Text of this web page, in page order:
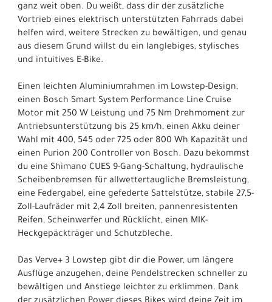
ganz weit oben. Du weißt, dass dir der zusätzliche
Vortrieb eines elektrisch unterstützten Fahrrads dabei
helfen wird, weitere Strecken zu bewältigen, und genau
aus diesem Grund willst du ein langlebiges, stylisches
und intuitives E-Bike.
Einen leichten Aluminiumrahmen im Lowstep-Design,
einen Bosch Smart System Performance Line Cruise
Motor mit 250 W Leistung und 75 Nm Drehmoment zur
Antriebsunterstützung bis 25 km/h, einen Akku deiner
Wahl mit 400, 545 oder 725 oder 800 Wh Kapazität und
einen Purion 200 Controller von Bosch. Dazu bekommst
du eine Shimano CUES 9-Gang-Schaltung, hydraulische
Scheibenbremsen für allwettertaugliche Bremsleistung,
eine Federgabel, eine gefederte Sattelstütze, stabile 27,5-
Zoll-Laufräder mit 2,4 Zoll breiten, pannenresistenten
Reifen, Scheinwerfer und Rücklicht, einen MIK-
Heckgepäckträger und Schutzbleche.
Das Verve+ 3 Lowstep gibt dir die Power, um längere
Ausflüge anzugehen, deine Pendelstrecken schneller zu
bewältigen und Anstiege leichter zu erklimmen. Dank